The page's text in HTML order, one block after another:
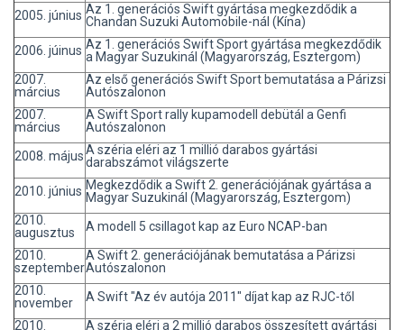
2005. június Az 1. generációs Swift gyártása megkezdődik a
Chandan Suzuki Automobile-nál (Kína)
2006. júinus Az 1. generációs Swift Sport gyártása megkezdődik
a Magyar Suzukinál (Magyarország, Esztergom)
2007.
március
Az első generációs Swift Sport bemutatása a Párizsi
Autószalonon
2007.
március
A Swift Sport rally kupamodell debütál a Genfi
Autószalonon
2008. májusA széria eléri az 1 millió darabos gyártási
darabszámot világszerte
2010. június Megkezdődik a Swift 2. generációjának gyártása a
Magyar Suzukinál (Magyarország, Esztergom)
2010.
augusztus
A modell 5 csillagot kap az Euro NCAP-ban
2010.
szeptember
A Swift 2. generációjának bemutatása a Párizsi
Autószalonon
2010.
november
A Swift "Az év autója 2011" díjat kap az RJC-től
2010.
A széria eléri a 2 millió darabos összesített gyártási